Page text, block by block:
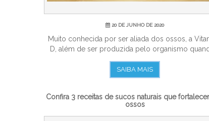
20 DE JUNHO DE 2020
Muito conhecida por ser aliada dos ossos, a
D, além de ser produzida pelo organismo
SAIBA MAIS
Confira 3 receitas de sucos naturais que
ossos